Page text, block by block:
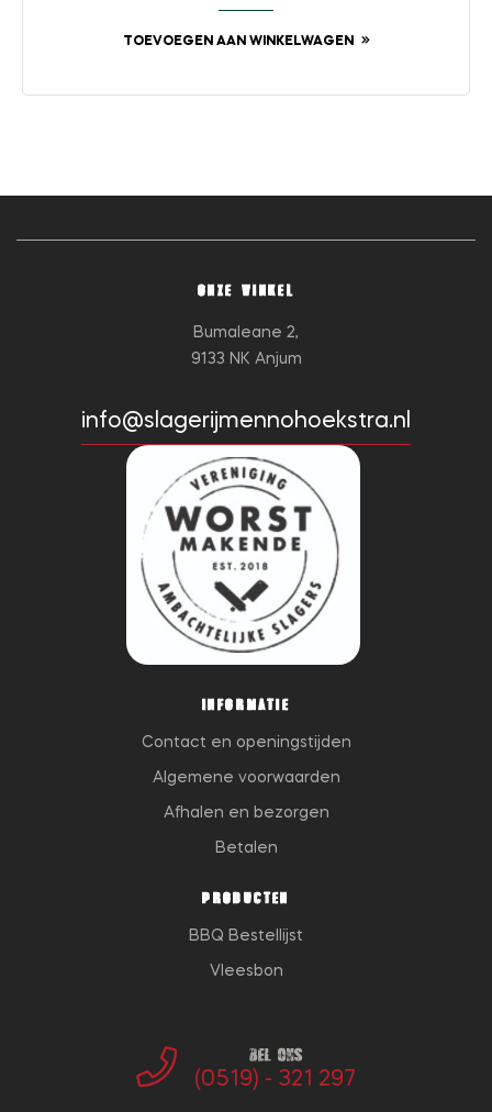
TOEVOEGEN AAN WINKELWAGEN
ONZE WINKEL
Bumaleane 2,
9133 NK Anjum
info@slagerijmennohoekstra.nl
INFORMATIE
Contact en openingstijden
Algemene voorwaarden
Afhalen en bezorgen
Betalen
PRODUCTEN
BBQ Bestellijst
Vleesbon
Bel ons
(0519) - 321 297